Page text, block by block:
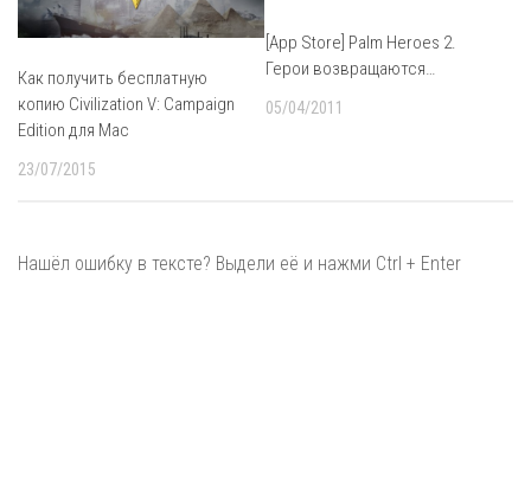
Как получить бесплатную
копию Civilization V: Campaign
Edition для Mac
23/07/2015
[App Store] Palm Heroes 2.
Герои возвращаются…
05/04/2011
Нашёл ошибку в тексте? Выдели её и нажми Ctrl + Enter